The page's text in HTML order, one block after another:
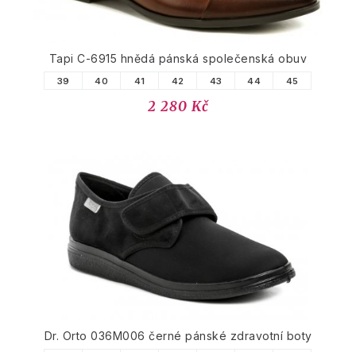
Tapi C-6915 hnědá pánská společenská obuv
39 40 41 42 43 44 45
2 280 Kč
Dr. Orto 036M006 černé pánské zdravotní boty